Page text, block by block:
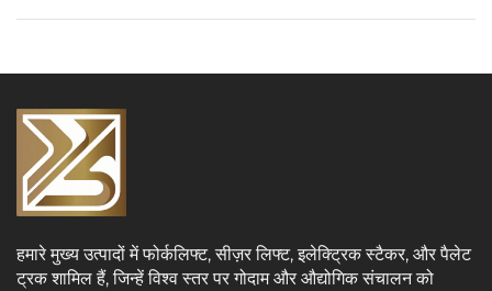
हमारे मुख्य उत्पादों में फोर्कलिफ्ट, सीज़र लिफ्ट, इलेक्ट्रिक स्टैकर, और पैलेट
ट्रक शामिल हैं, जिन्हें विश्व स्तर पर गोदाम और औद्योगिक संचालन को